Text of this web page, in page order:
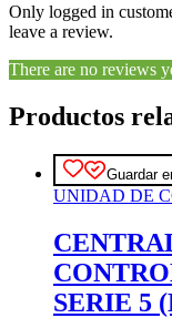
Only logged in
leave a review.
There are no reviews
Productos
Guardar
UNIDAD DE
SERIE 5